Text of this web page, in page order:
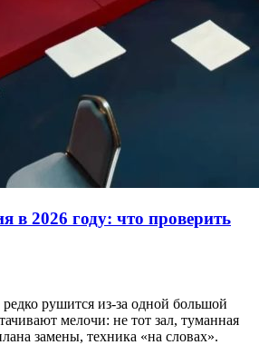
в 2026 году: что проверить
рушится из-за одной большой
мелочи: не тот зал, туманная
замены, техника «на словах».